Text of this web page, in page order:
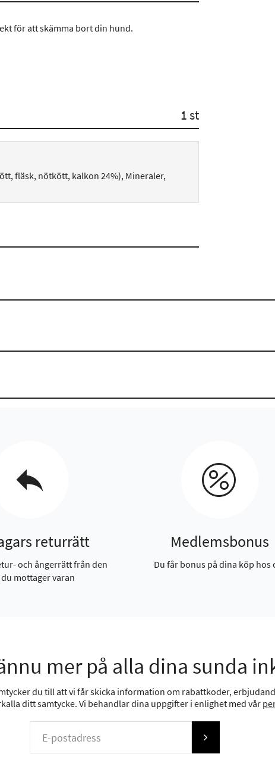
för att skämma bort din hund.
1 st
fläsk, nötkött, kalkon 24%), Mineraler,
returrätt
och ångerrätt från den
mottager varan
Medlemsbonus
Du får bonus på dina köp hos
mer på alla dina sunda
du till att vi får skicka information om rabattkoder,
ditt samtycke. Vi behandlar dina uppgifter i enlighet med vår